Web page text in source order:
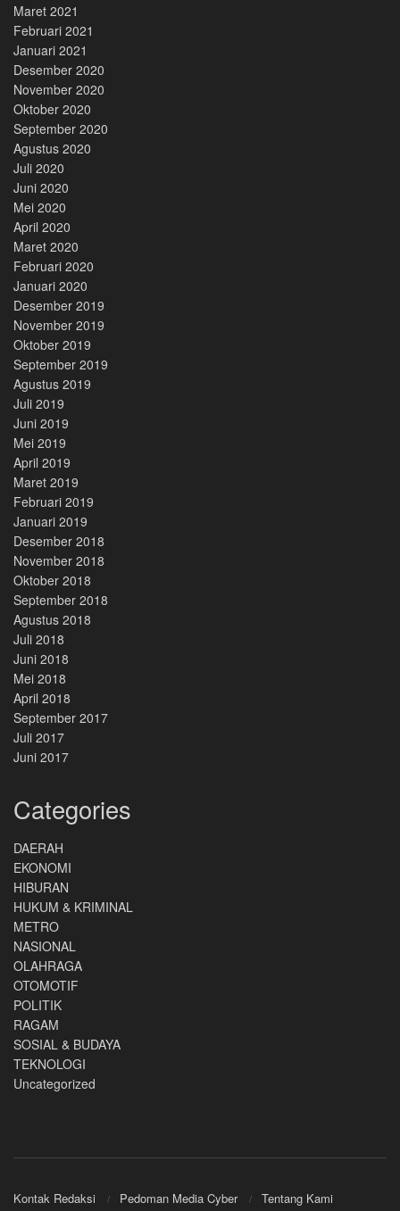
Maret 2021
Februari 2021
Januari 2021
Desember 2020
November 2020
Oktober 2020
September 2020
Agustus 2020
Juli 2020
Juni 2020
Mei 2020
April 2020
Maret 2020
Februari 2020
Januari 2020
Desember 2019
November 2019
Oktober 2019
September 2019
Agustus 2019
Juli 2019
Juni 2019
Mei 2019
April 2019
Maret 2019
Februari 2019
Januari 2019
Desember 2018
November 2018
Oktober 2018
September 2018
Agustus 2018
Juli 2018
Juni 2018
Mei 2018
April 2018
September 2017
Juli 2017
Juni 2017
Categories
DAERAH
EKONOMI
HIBURAN
HUKUM & KRIMINAL
METRO
NASIONAL
OLAHRAGA
OTOMOTIF
POLITIK
RAGAM
SOSIAL & BUDAYA
TEKNOLOGI
Uncategorized
Kontak Redaksi Pedoman Media Cyber Tentang Kami